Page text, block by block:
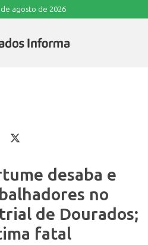
agosto de 2026
desaba e
no
de Dourados;
fatal